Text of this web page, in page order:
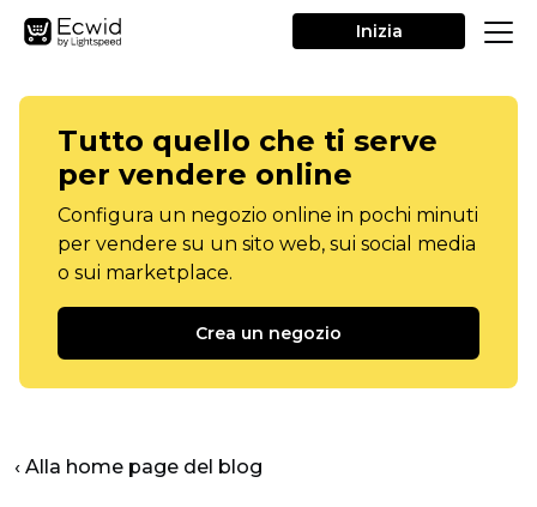
Inizia
Tutto quello che ti serve
per vendere online
Configura un negozio online in pochi minuti
per vendere su un sito web, sui social media
o sui marketplace.
Crea un negozio
‹ Alla home page del blog